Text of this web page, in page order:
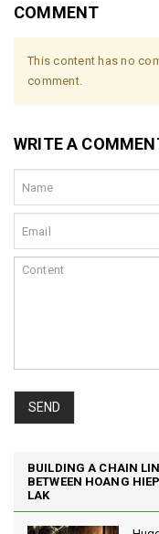
COMMENT
This content has no
comment.
WRITE A
SEND
BUILDING A CHAIN
BETWEEN HOANG
LAK